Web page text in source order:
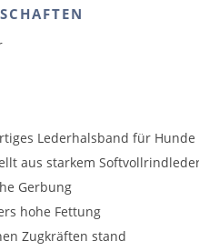
Lederhalsband für Hunde
aus starkem
Gerbung
hohe Fettung
Zugkräften stand